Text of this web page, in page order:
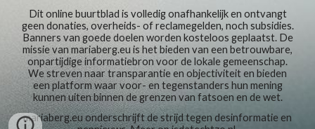
Dit online buurtblad is volledig onafhankelijk en ontvangt
geen donaties, overheids- of reclamegelden, noch subsidies.
Banners van goede doelen worden kosteloos geplaatst. De
missie van mariaberg.eu is het bieden van een betrouwbare,
onpartijdige informatiebron voor de lokale gemeenschap.
We streven naar transparantie en objectiviteit en bieden
een platform waar voor- en tegenstanders hun mening
kunnen uiten binnen de grenzen van fatsoen en de wet.
mariaberg.euonderschrijft de strijd tegen desinformatie en